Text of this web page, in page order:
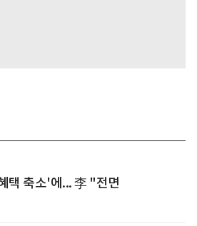
택 축소'에... 李 "전면